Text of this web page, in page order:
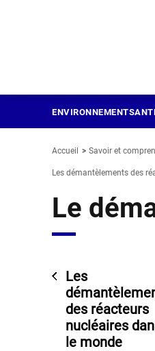
ENVIRONNEMENT
Accueil Savoir et
Les démantèlements des
Le
Les
des réacteurs
nucléaires
le monde